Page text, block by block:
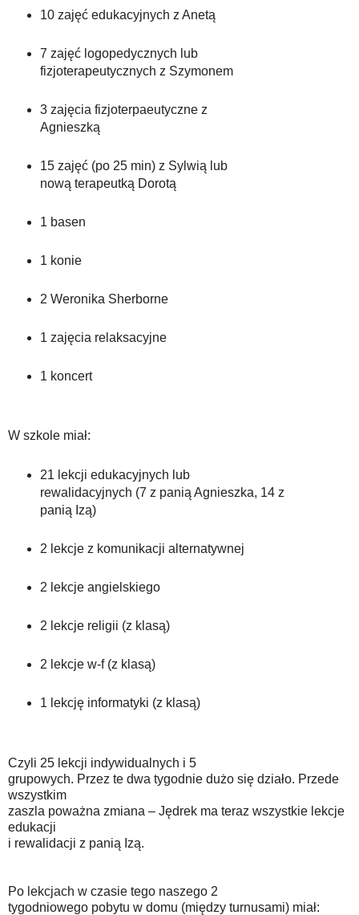
10 zajęć edukacyjnych z Anetą
7 zajęć logopedycznych lub
fizjoterapeutycznych z Szymonem
3 zajęcia fizjoterpaeutyczne z
Agnieszką
15 zajęć (po 25 min) z Sylwią lub
nową terapeutką Dorotą
1 basen
1 konie
2 Weronika Sherborne
1 zajęcia relaksacyjne
1 koncert
W szkole miał:
21 lekcji edukacyjnych lub
rewalidacyjnych (7 z panią Agnieszka, 14 z
panią Izą)
2 lekcje z komunikacji alternatywnej
2 lekcje angielskiego
2 lekcje religii (z klasą)
2 lekcje w-f (z klasą)
1 lekcję informatyki (z klasą)
Czyli 25 lekcji indywidualnych i 5
grupowych. Przez te dwa tygodnie dużo się działo. Przede
wszystkim
zaszla poważna zmiana – Jędrek ma teraz wszystkie lekcje
edukacji
i rewalidacji z panią Izą.
Po lekcjach w czasie tego naszego 2
tygodniowego pobytu w domu (między turnusami) miał: